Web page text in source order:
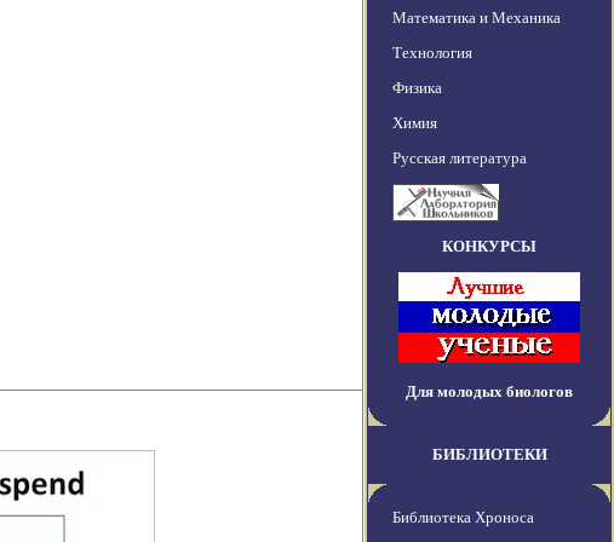
Математика и Механика
Технология
Физика
Химия
Русская литература
КОНКУРСЫ
Для молодых биологов
БИБЛИОТЕКИ
Библиотека Хроноса